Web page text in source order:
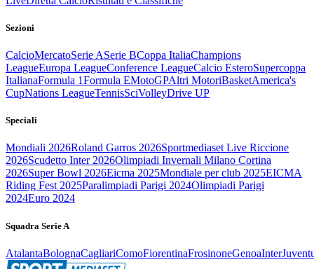
Sezioni
CalcioMercatoSerie ASerie BCoppa ItaliaChampions
LeagueEuropa LeagueConference LeagueCalcio EsteroSupercoppa
ItalianaFormula 1Formula EMotoGPAltri MotoriBasketAmerica's
CupNations LeagueTennisSciVolleyDrive UP
Speciali
Mondiali 2026Roland Garros 2026Sportmediaset Live Riccione
2026Scudetto Inter 2026Olimpiadi Invernali Milano Cortina
2026Super Bowl 2026Eicma 2025Mondiale per club 2025EICMA
Riding Fest 2025Paralimpiadi Parigi 2024Olimpiadi Parigi
2024Euro 2024
Squadra Serie A
AtalantaBolognaCagliariComoFiorentinaFrosinoneGenoaInter